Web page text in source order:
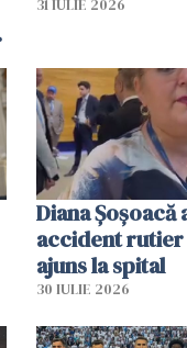
31 IULIE 2026
Diana Șoșoacă
accident rutier
ajuns la spital
30 IULIE 2026